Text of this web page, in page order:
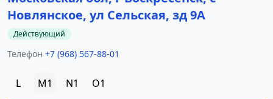
Новлянское, ул Сельская, зд 9А
Действующий
Телефон +7 (968) 567-88-01
L M1 N1 O1